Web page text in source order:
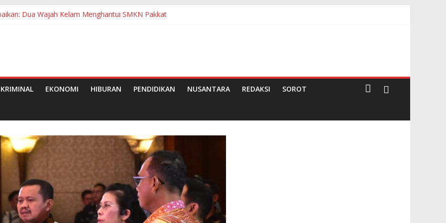
Dua Wajah Kelam Menghantui SMKN Pakkat
Jadi Sorotan, Sejumlah Kepala OPD Mengaku Belum Menerima Undangan Rapat
Pemkab Simalungun Berhasil Evakuasi 6 Warga
Wajib Belajar 13 Tahun: Bunda PAUD Simalungun Resmikan 2 TK Negeri Pembina
EKONOMI HIBURAN PENDIDIKAN NUSANTARA REDAKSI SOROT